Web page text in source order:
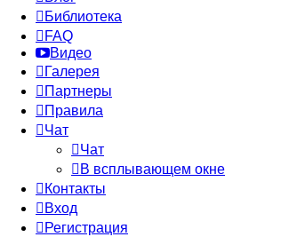
Библиотека
FAQ
Видео
Галерея
Партнеры
Правила
Чат
Чат
В всплывающем окне
Контакты
Вход
Регистрация